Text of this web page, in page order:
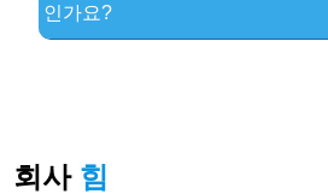
인가요?
회사 힘